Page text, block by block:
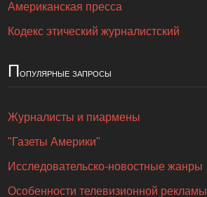
Американская пресса
Кодекс этический журналистский
Популярные запросы
Журналисты и пиармены
"Газеты Америки"
Исследовательско-новостные жанры
Особенности телевизионной рекламы